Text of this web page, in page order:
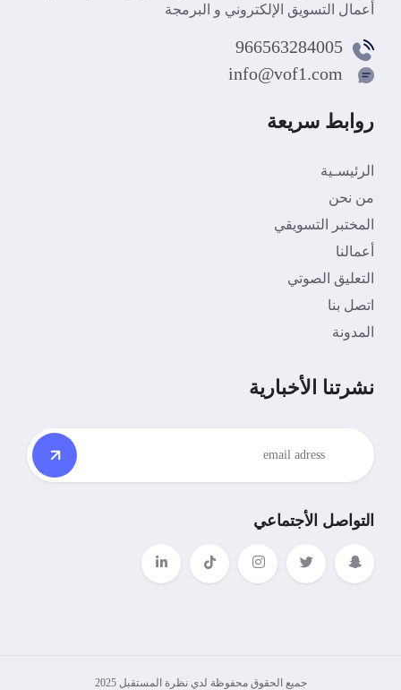
أعمال التسويق الإلكتروني و البرمجة
966563284005
info@vof1.com
روابط سريعة
الرئيسـية
من نحن
المختبر التسويقي
أعمالنا
التعليق الصوتي
اتصل بنا
المدونة
نشرتنا الأخبارية
التواصل الأجتماعي
جميع الحقوق محفوظة لدي نظرة المستقبل 2025